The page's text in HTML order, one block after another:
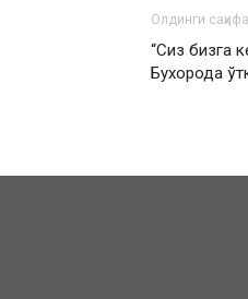
Олдинги саҳифа
“Сиз бизга
Бухорода